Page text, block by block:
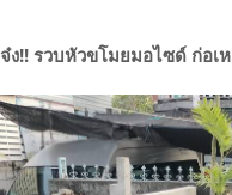
ง!! รวบหัวขโมยมอไซด์ ก่อ